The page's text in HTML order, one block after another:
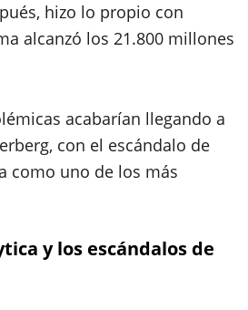
hizo lo propio con
alcanzó los 21.800 millones
acabarían llegando a
con el escándalo de
como uno de los más
y los escándalos de